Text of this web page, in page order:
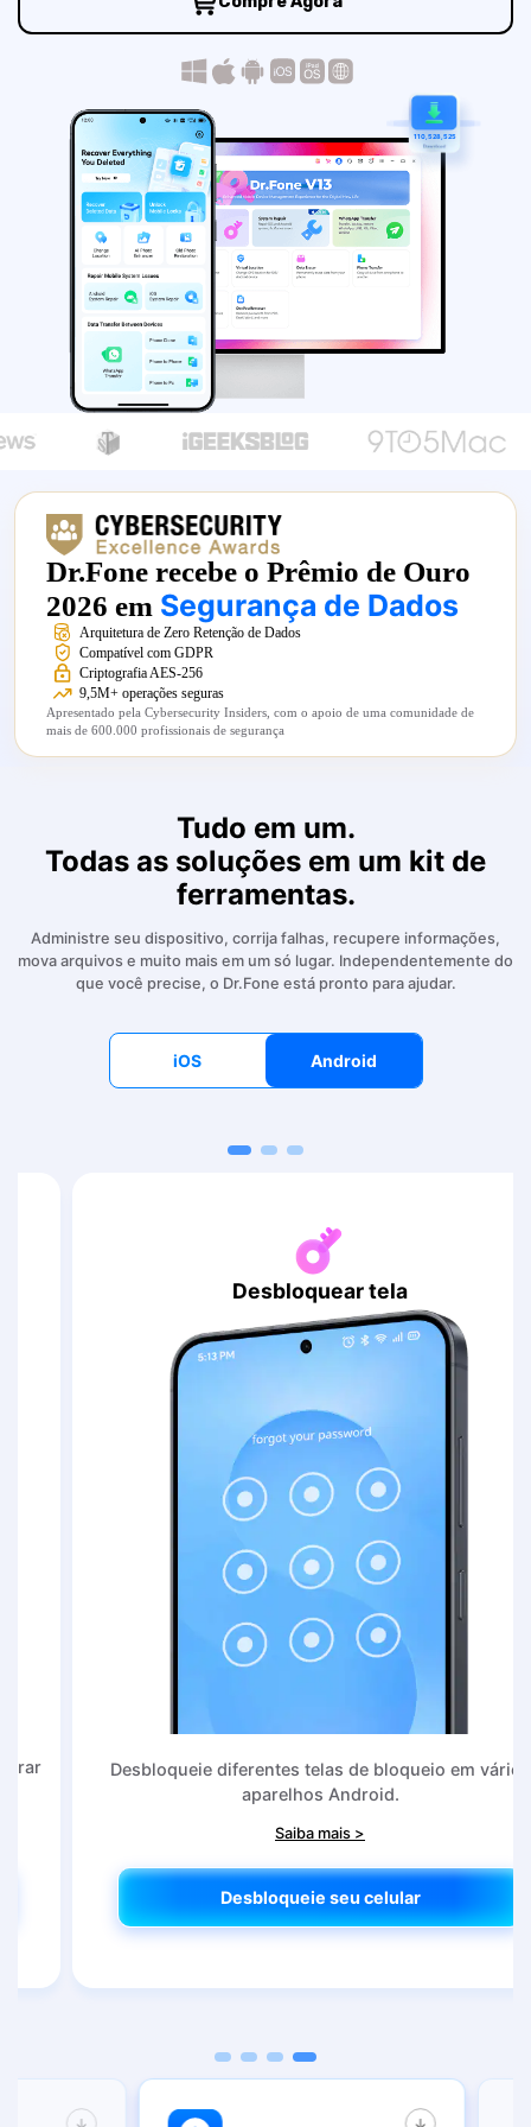
Ver Todos Os Aplicativos
Gerenciador de dados
Proteção do celular
Encontre Mais Soluções
download seguro
download seguro
download seguro
110,528,525
Dr.Fone recebe o Prêmio de Ouro
2026 em Segurança de Dados
Arquitetura de Zero Retenção de Dados
Compatível com GDPR
Criptografia AES-256
9,5M+ operações seguras
Apresentado pela Cybersecurity Insiders, com o apoio de uma comunidade de
mais de 600.000 profissionais de segurança
Tudo em um.
Todas as soluções em um kit de
ferramentas.
Administre seu dispositivo, corrija falhas, recupere informações,
mova arquivos e muito mais em um só lugar. Independentemente do
que você precise, o Dr.Fone está pronto para ajudar.
iOS Android
Desbloquear tela
Desbloqueie diferentes telas de bloqueio em vários
aparelhos Android.
Saiba mais >
Desbloqueie seu celular
Desbloqueie seu celular